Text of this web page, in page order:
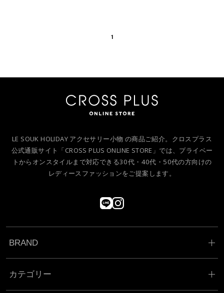
1
LE SOUK HOLIDAY アクセサリー小物 の商品ご紹介。クロスプラス
公式通販サイト「CROSS PLUS ONLINE STORE」では、プライベー
トからオンスタイルまで対応できる30代・40代・50代の方向けの
レディースファッションをご提案します。
BRAND
カテゴリー